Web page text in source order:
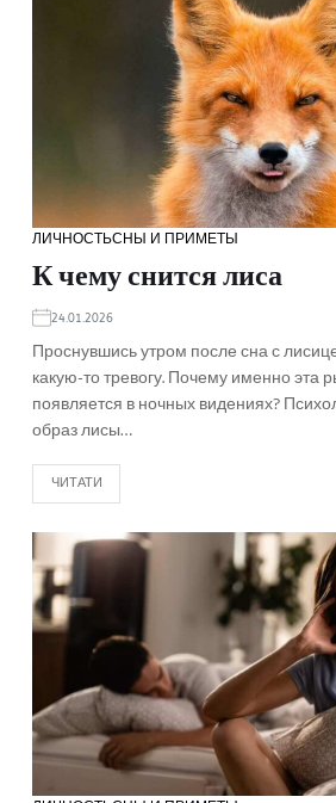
ЛИЧНОСТЬСНЫ И ПРИМЕТЫ
К чему снится лиса
24.01.2026
Проснувшись утром после сна с
какую-то тревогу. Почему именно эта
появляется в ночных видениях?
образ лисы…
ЧИТАТИ